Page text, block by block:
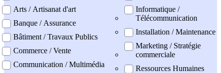
Arts / Artisanat d'art
Banque / Assurance
Bâtiment / Travaux Publics
Commerce / Vente
Communication / Multimédia
Informatique /
Télécommunication
Installation / Maintenance
Marketing / Stratégie
commerciale
Ressources Humaines